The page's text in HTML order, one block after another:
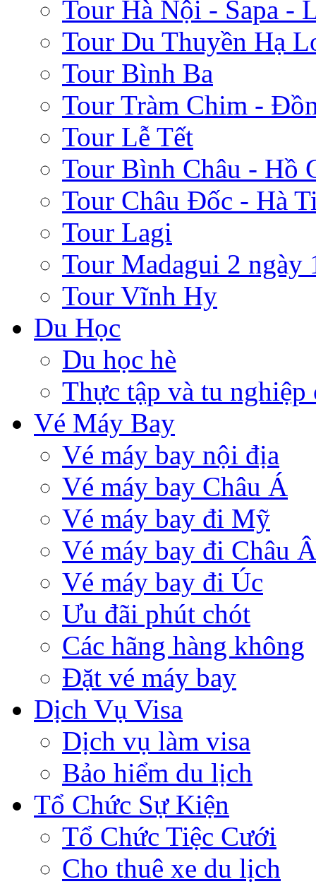
Tour Hà Nội - Sapa -
Tour Du Thuyền Hạ
Tour Bình Ba
Tour Tràm Chim -
Tour Lễ Tết
Tour Bình Châu - Hồ
Tour Châu Đốc - Hà
Tour Lagi
Tour Madagui 2 ngày
Tour Vĩnh Hy
Du Học
Du học hè
Thực tập và tu
Vé Máy Bay
Vé máy bay nội địa
Vé máy bay Châu Á
Vé máy bay đi Mỹ
Vé máy bay đi Châu
Vé máy bay đi Úc
Ưu đãi phút chót
Các hãng hàng không
Đặt vé máy bay
Dịch Vụ Visa
Dịch vụ làm visa
Bảo hiểm du lịch
Tổ Chức Sự Kiện
Tổ Chức Tiệc Cưới
Cho thuê xe du lịch